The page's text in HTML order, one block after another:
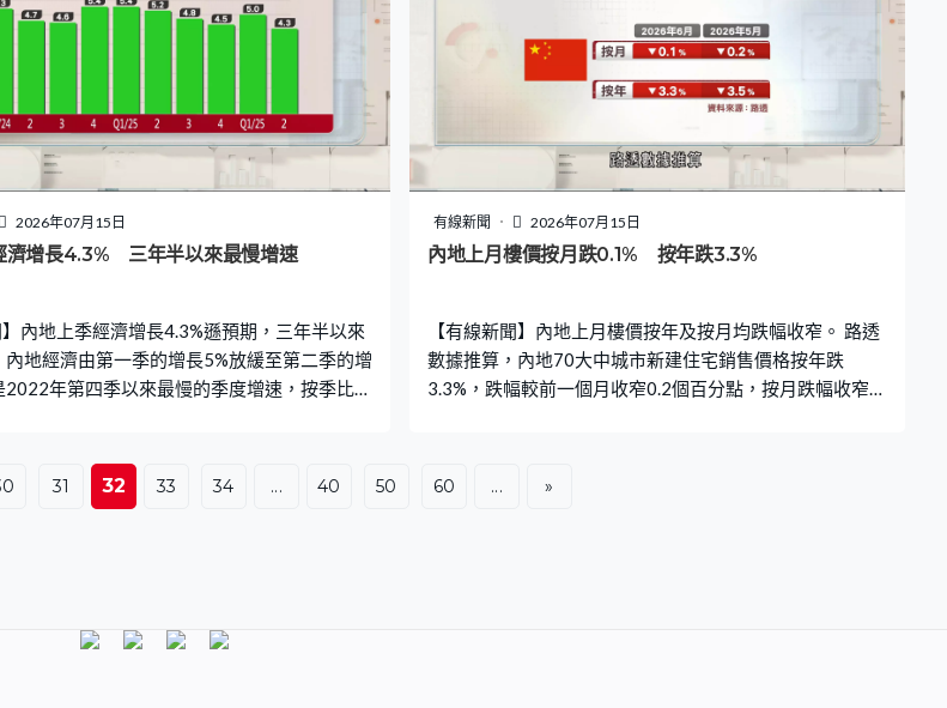
2026年07月15日
濟增長4.3% 三年半以來最慢增速
】內地上季經濟增長4.3%遜預期，三年半以來
內地經濟由第一季的增長5%放緩至第二季的增
2022年第四季以來最慢的季度增速，按季比較
據均勝預期。不過，上半年固定資產投資跌幅
，表現較預期遜色。
有線新聞 2026年07月15日
內地上月樓價按月跌0.1% 按年跌3.3%
【有線新聞】內地上月樓價按年及按月均跌幅收窄。 路透
數據推算，內地70大中城市新建住宅銷售價格按年跌
3.3%，跌幅較前一個月收窄0.2個百分點，按月跌幅收窄至
31 32 33 34 ... 40 50 60 ... »